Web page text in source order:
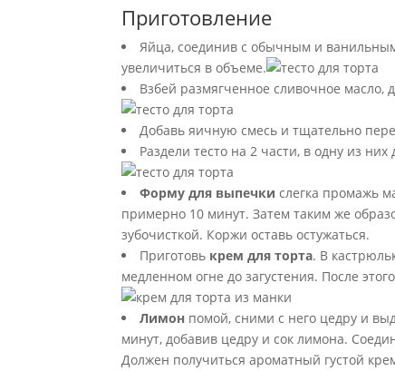
Приготовление
Яйца, соединив с обычным и
увеличиться в объеме.
Взбей размягченное сливочное масло,
Добавь яичную смесь и тщательно
Раздели тесто на 2 части, в одну из
Форму для выпечки слегка промажь
примерно 10 минут. Затем таким же
зубочисткой. Коржи оставь остужаться.
Приготовь крем для торта. В
медленном огне до загустения. После
Лимон помой, сними с него цедру и
минут, добавив цедру и сок лимона.
Должен получиться ароматный густой